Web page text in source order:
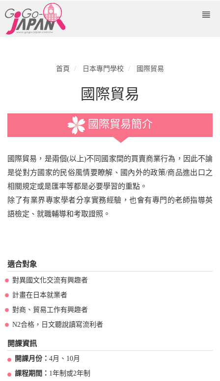
首頁 日本專門學校 國際貿易
國際貿易
國際貿易簡介
國際貿易，是兩個(以上)不同國家間的買賣商業行為，因此不論
是從對方國家的民俗風情要瞭解、國內外的政策/商品進出口之
相關規定或是匯率等都是必要學習的重點。
除了有業界專家學者分享實務經驗，也會有專門的老師指導英
語檢定、就職輔導和考取證照。
適合對象
對異國文化交流有興趣者
計畫在日本就業者
對商、貿易工作有興趣者
N2合格，日文聽說讀寫流利者
開課資訊
開課月份： 4月、10月
課程期間： 1年制或2年制